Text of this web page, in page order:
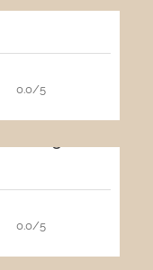
0.0/5
0.0/5